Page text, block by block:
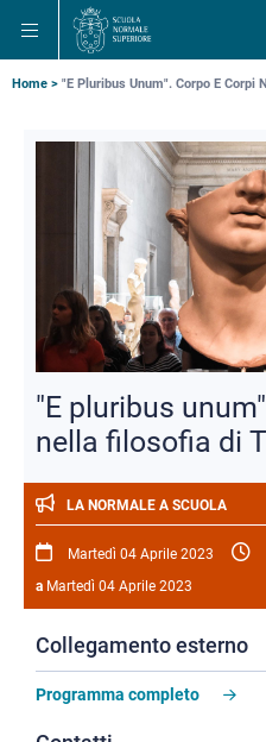
alla
navigazione
principale
contenuto
principale
alla
ricerca
principale
Briciole
pane
Home "E Pluribus Unum". Corpo E
"E pluribus
nella filosofia di
LA NORMALE A SCUOLA
Martedì 04 Aprile 2023
a Martedì 04 Aprile 2023
Collegamento esterno
Programma completo